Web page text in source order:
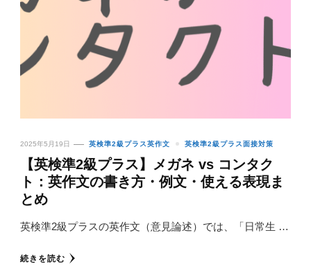
2025年5月19日 英検準2級プラス英作文 英検準2級プラス面接対策
【英検準2級プラス】メガネ vs コンタク
ト：英作文の書き方・例文・使える表現ま
とめ
英検準2級プラスの英作文（意見論述）では、「日常生 …
続きを読む